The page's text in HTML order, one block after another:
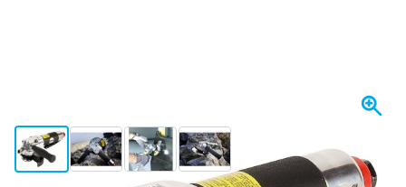
View larger imageView larger imageView larger imageView larger image